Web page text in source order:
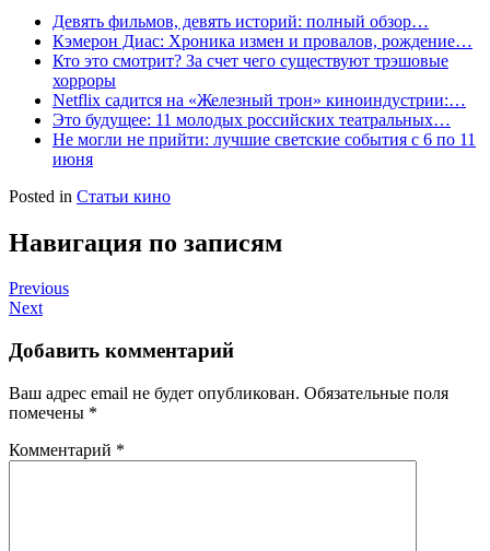
Девять фильмов, девять историй: полный обзор…
Кэмерон Диас: Хроника измен и провалов, рождение…
Кто это смотрит? За счет чего существуют трэшовые
хорроры
Netflix садится на «Железный трон» киноиндустрии:…
Это будущее: 11 молодых российских театральных…
Не могли не прийти: лучшие светские события с 6 по 11
июня
Posted in Статьи кино
Навигация по записям
Previous
Next
Добавить комментарий
Ваш адрес email не будет опубликован. Обязательные поля
помечены *
Комментарий *